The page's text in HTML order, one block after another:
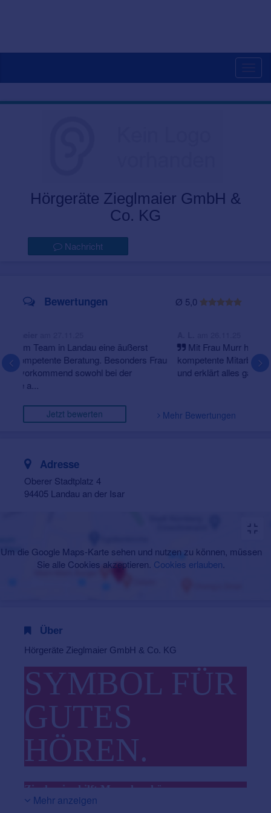
Hörgeräte Zieglmaier GmbH &
Co. KG
Nachricht
Ø 5,0
Bewertungen
Mit Frau Murr habe sie eine sehr freundliche und
kompetente Mitarbeiterin. Sie nimmt sich sehr viel Zeit
und erklärt alles ganz genau und verständlich. Ich durf...
Jetzt bewerten Mehr Bewertungen
Adresse
Oberer Stadtplatz 4
94405 Landau an der Isar
Um die Google Maps-Karte sehen und nutzen zu können, müssen
Sie alle Cookies akzeptieren. Cookies erlauben
Über
Hörgeräte Zieglmaier GmbH & Co. KG
SYMBOL FÜR
GUTES
HÖREN.
Zieglmaier hilft Menschen hören.
Mehr anzeigen